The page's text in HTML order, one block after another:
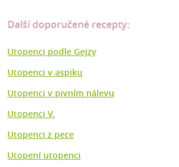
Další doporučené recepty:
Utopenci podle Gejzy
Utopenci v aspiku
Utopenci v pivním nálevu
Utopenci V.
Utopenci z pece
Utopení utopenci